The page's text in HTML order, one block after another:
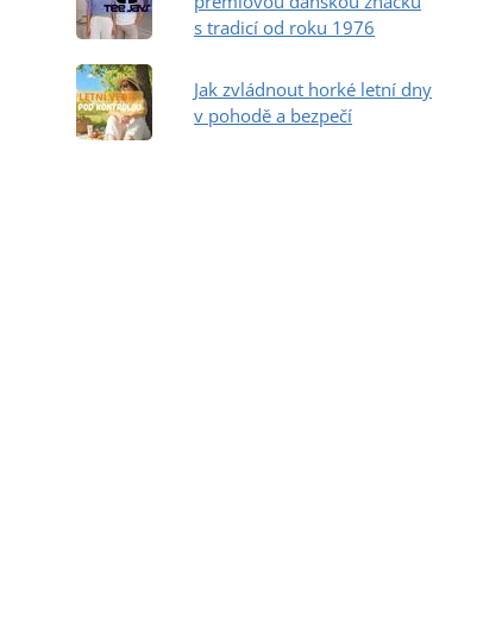
s tradicí od roku 1976
Jak zvládnout horké letní dny
v pohodě a bezpečí